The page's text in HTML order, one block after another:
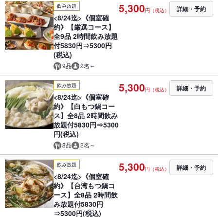
飲み放題
<8/24迄>《個室確
約》【厳選コース】
全9品 2時間飲み放題
付5830円⇒5300円
(税込)
9品 2名～
5,300円（税込） 詳細・予約
飲み放題
<8/24迄>《個室確
約》【白もつ鍋コー
ス】全8品 2時間飲み
放題付5830円⇒5300
円(税込)
8品 2名～
5,300円（税込） 詳細・予約
飲み放題
<8/24迄>《個室確
約》【台湾もつ鍋コ
ース】全8品 2時間飲
み放題付5830円
⇒5300円(税込)
5,300円（税込） 詳細・予約